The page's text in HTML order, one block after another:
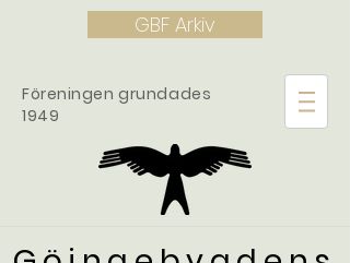
GBF Arkiv
Föreningen grundades
1949